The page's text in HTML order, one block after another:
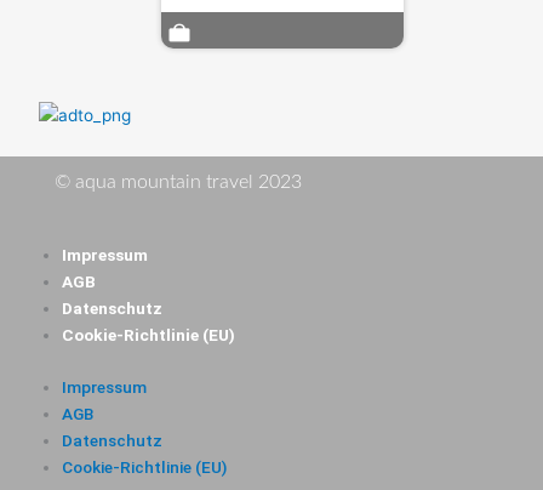
© aqua mountain travel 2023
Impressum
AGB
Datenschutz
Cookie-Richtlinie (EU)
Impressum
AGB
Datenschutz
Cookie-Richtlinie (EU)